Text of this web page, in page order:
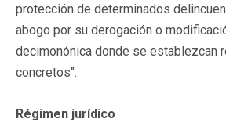
protección de determinados
abogo por su derogación o
decimonónica donde se establezcan
concretos".
Régimen jurídico